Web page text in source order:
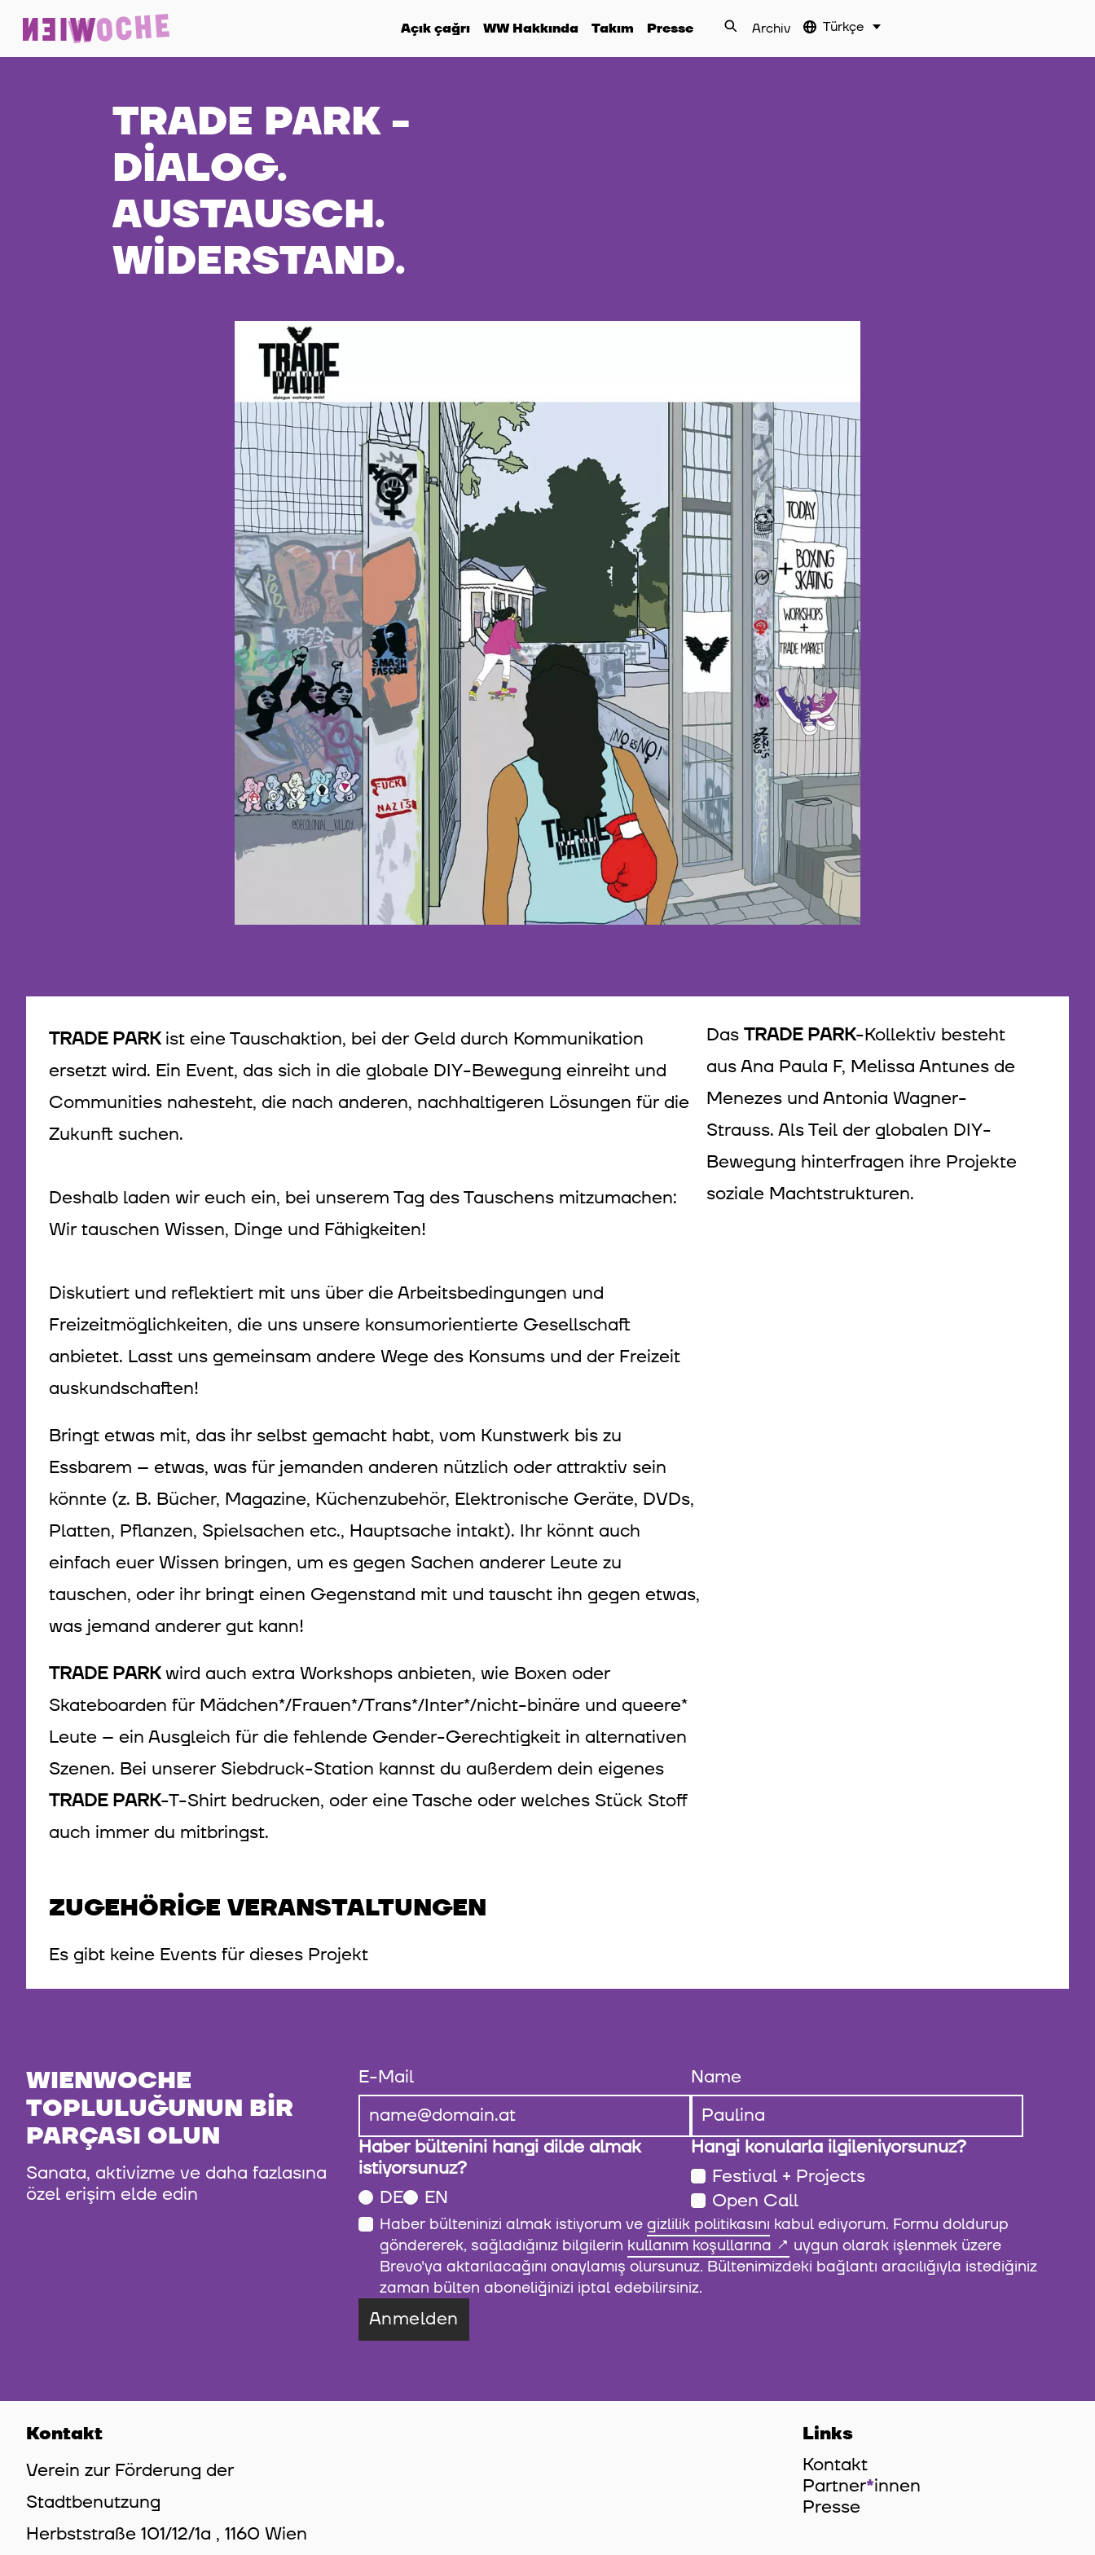
Açık çağrı WW Hakkında Takım Presse Archiv Türkçe
TRADE PARK -
DIALOG.
AUSTAUSCH.
WIDERSTAND.
TRADE PARKist eine Tauschaktion, bei der Geld durch Kommunikation
ersetzt wird. Ein Event, das sich in die globale DIY-Bewegung einreiht und
Communities nahesteht, die nach anderen, nachhaltigeren Lösungen für die
Zukunft suchen.
Deshalb laden wir euch ein, bei unserem Tag des Tauschens mitzumachen:
Wir tauschen Wissen, Dinge und Fähigkeiten!
Diskutiert und reflektiert mit uns über die Arbeitsbedingungen und
Freizeitmöglichkeiten, die uns unsere konsumorientierte Gesellschaft
anbietet. Lasst uns gemeinsam andere Wege des Konsums und der Freizeit
auskundschaften!
Bringt etwas mit, das ihr selbst gemacht habt, vom Kunstwerk bis zu
Essbarem – etwas, was für jemanden anderen nützlich oder attraktiv sein
könnte (z. B. Bücher, Magazine, Küchenzubehör, Elektronische Geräte, DVDs,
Platten, Pflanzen, Spielsachen etc., Hauptsache intakt). Ihr könnt auch
einfach euer Wissen bringen, um es gegen Sachen anderer Leute zu
tauschen, oder ihr bringt einen Gegenstand mit und tauscht ihn gegen etwas,
was jemand anderer gut kann!
TRADE PARKwird auch extra Workshops anbieten, wie Boxen oder
Skateboarden für Mädchen*/Frauen*/Trans*/Inter*/nicht-binäre und queere*
Leute – ein Ausgleich für die fehlende Gender-Gerechtigkeit in alternativen
Szenen. Bei unserer Siebdruck-Station kannst du außerdem dein eigenes
TRADE PARK-T-Shirt bedrucken, oder eine Tasche oder welches Stück Stoff
auch immer du mitbringst.
Das TRADE PARK-Kollektiv besteht
aus Ana Paula F, Melissa Antunes de
Menezes und Antonia Wagner-
Strauss. Als Teil der globalen DIY-
Bewegung hinterfragen ihre Projekte
soziale Machtstrukturen.
ZUGEHÖRIGE VERANSTALTUNGEN
Es gibt keine Events für dieses Projekt
WIENWOCHE
TOPLULUĞUNUN BIR
PARÇASI OLUN
Sanata, aktivizme ve daha fazlasına
özel erişim elde edin
E-Mail Name
Haber bültenini hangi dilde almak
istiyorsunuz?
DE
EN
Hangi konularla ilgileniyorsunuz?
Festival + Projects
Open Call
Haber bülteninizi almak istiyorum vegizlilik politikasını kabul ediyorum. Formu doldurup
göndererek, sağladığınız bilgilerin kullanım koşullarına
uygun olarak işlenmek üzere
Brevo'ya aktarılacağını onaylamış olursunuz. Bültenimizdeki bağlantı aracılığıyla istediğiniz
zaman bülten aboneliğinizi iptal edebilirsiniz.
Anmelden
Kontakt
Verein zur Förderung der
Stadtbenutzung
Herbststraße 101/12/1a , 1160 Wien
Links
Kontakt
Partner*innen
Presse